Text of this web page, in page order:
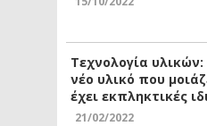
Τεχνολογία
νέο υλικό που
έχει εκπληκτικές
21/02/2022